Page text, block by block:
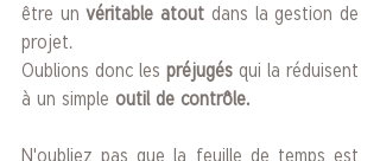
être un véritable atout dans la gestion de
projet.
Oublions donc les préjugés qui la réduisent
à un simple outil de contrôle.
N'oubliez pas que la feuille de temps est